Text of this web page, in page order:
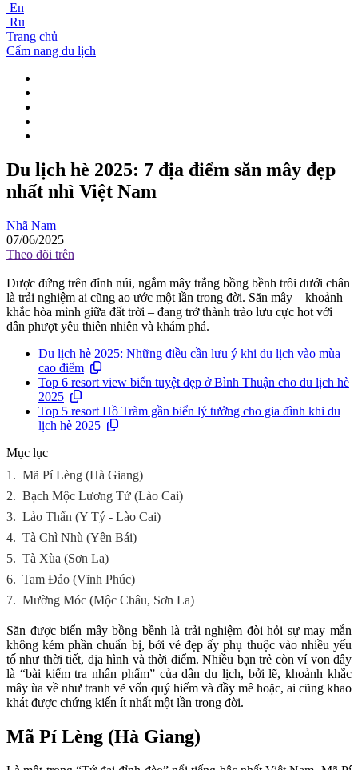
En
Ru
Trang chủ
Cẩm nang du lịch
Du lịch hè 2025: 7 địa điểm săn mây đẹp
nhất nhì Việt Nam
Nhã Nam
07/06/2025
Theo dõi trên
Được đứng trên đỉnh núi, ngắm mây trắng bồng bềnh trôi dưới chân
là trải nghiệm ai cũng ao ước một lần trong đời. Săn mây – khoảnh
khắc hòa mình giữa đất trời – đang trở thành trào lưu cực hot với
dân phượt yêu thiên nhiên và khám phá.
Du lịch hè 2025: Những điều cần lưu ý khi du lịch vào mùa
cao điểm
Top 6 resort view biển tuyệt đẹp ở Bình Thuận cho du lịch hè
2025
Top 5 resort Hồ Tràm gần biển lý tưởng cho gia đình khi du
lịch hè 2025
Mục lục
1. Mã Pí Lèng (Hà Giang)
2. Bạch Mộc Lương Tử (Lào Cai)
3. Lảo Thẩn (Y Tý - Lào Cai)
4. Tà Chì Nhù (Yên Bái)
5. Tà Xùa (Sơn La)
6. Tam Đảo (Vĩnh Phúc)
7. Mường Móc (Mộc Châu, Sơn La)
Săn được biển mây bồng bềnh là trải nghiệm đòi hỏi sự may mắn
không kém phần chuẩn bị, bởi vẻ đẹp ấy phụ thuộc vào nhiều yếu
tố như thời tiết, địa hình và thời điểm. Nhiều bạn trẻ còn ví von đây
là “bài kiểm tra nhân phẩm” của dân du lịch, bởi lẽ, khoảnh khắc
mây ùa về như tranh vẽ vốn quý hiếm và đầy mê hoặc, ai cũng khao
khát được chứng kiến ít nhất một lần trong đời.
Mã Pí Lèng (Hà Giang)